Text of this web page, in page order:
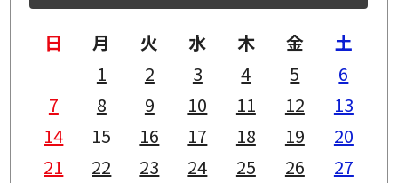
日 月 火 水 木 金
土
1
2 3 4 5
6
7
8 9 10 11 12
13
14
15 16 17 18 19
20
21
22 23 24 25 26
27